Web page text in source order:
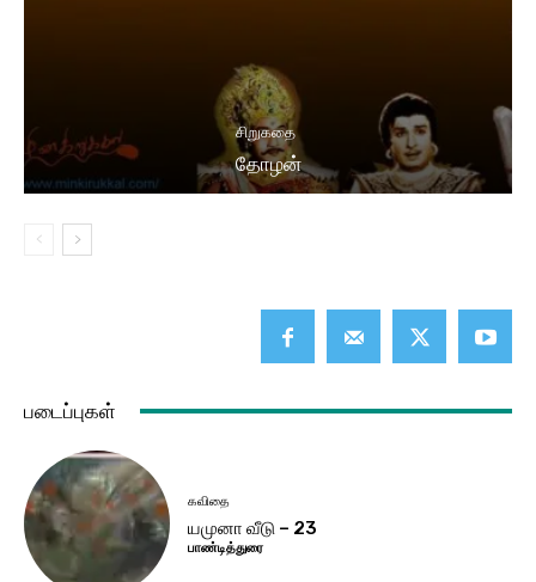
சிறுகதை
தோழன்
படைப்புகள்
கவிதை
யமுனா வீடு – 23
பாண்டித்துரை